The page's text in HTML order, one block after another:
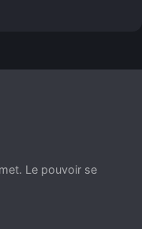
Le pouvoir se